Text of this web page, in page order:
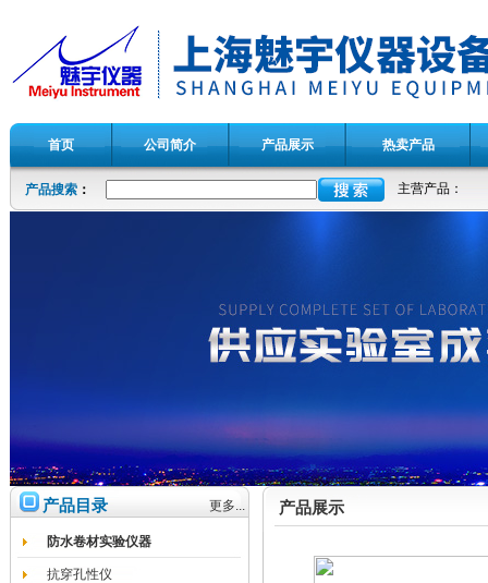
首页 公司简介 产品展示 热卖产品
产品搜索 ： 主营产品：
产品目录 更多...
防水卷材实验仪器
抗穿孔性仪
产品展示